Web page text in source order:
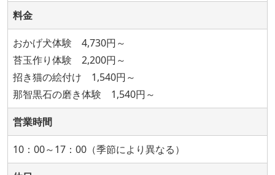
料金
おかげ犬体験 4,730円～
苔玉作り体験 2,200円～
招き猫の絵付け 1,540円～
那智黒石の磨き体験 1,540円～
営業時間
10：00～17：00（季節により異なる）